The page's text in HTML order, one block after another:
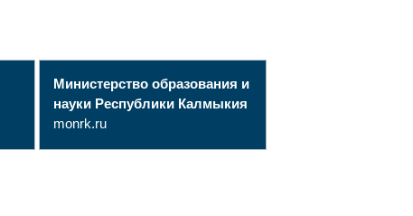
Министерство образования и
науки Республики Калмыкия
monrk.ru